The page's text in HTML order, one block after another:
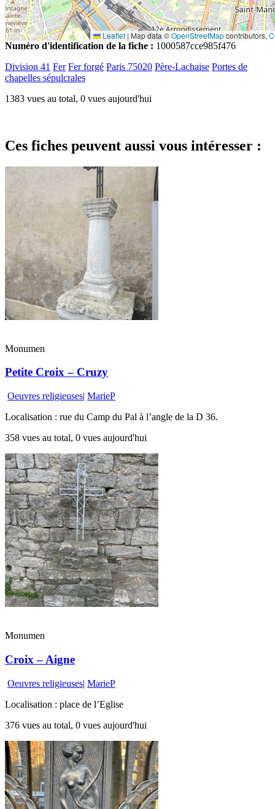
Leaflet | Map data ©OpenStreetMapcontributors,
Numéro d'identification de la fiche : 1000587cce985f476
Division 41 Fer Fer forgé Paris 75020 Père-Lachaise Portes de
chapelles sépulcrales
1383 vues au total, 0 vues aujourd'hui
Ces fiches peuvent aussi vous intéresser :
Monumen
Petite Croix – Cruzy
Oeuvres religieuses| MarieP
Localisation : rue du Camp du Pal à l’angle de la D 36.
358 vues au total, 0 vues aujourd'hui
Monumen
Croix – Aigne
Oeuvres religieuses| MarieP
Localisation : place de l’Eglise
376 vues au total, 0 vues aujourd'hui